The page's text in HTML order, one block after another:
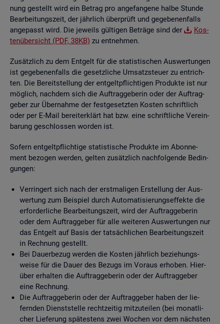
nung ge­stellt wird ein Be­trag pro an­ge­fan­ge­ne halbe Stun­de
Be­ar­bei­tungs­zeit, der jähr­lich über­prüft und ge­ge­be­nen­falls
an­ge­passt wird. Die je­weils gül­ti­gen Be­trä­ge sind der
Kos­
ten­über­sicht (PDF, 38KB) zu ent­neh­men.
Zu­sätz­lich zu dem Ent­gelt für die sta­tis­ti­schen Aus­wer­tun­gen
ist ge­ge­be­nen­falls die ge­setz­li­che Um­satz­steu­er zu ent­rich­
ten. Die Be­reit­stel­lung der ent­gelt­pflich­ti­gen Pro­duk­te ist nur
mög­lich, nach­dem sich die Auf­trag­ge­be­rin oder der Auf­trag­
ge­ber zur Über­nah­me der fest­ge­setz­ten Kos­ten schrift­lich
oder per E-Mail be­reit­er­klärt hat bzw. eine schrift­li­che Ver­ein­
ba­rung ge­schlos­sen wor­den ist.
So­fern ent­gelt­pflich­ti­ge sta­tis­ti­sche Pro­duk­te im Abon­ne­
ment be­zo­gen wer­den, gel­ten zu­sätz­lich nach­fol­gen­de Be­din­
gun­gen:
Ver­rin­gert sich nach der erst­ma­li­gen Er­stel­lung der Aus­
wer­tung zum Bei­spiel durch Au­to­ma­ti­sie­rungs­ef­fek­te die
er­for­der­li­che Be­ar­bei­tungs­zeit, wird der Auf­trag­ge­be­rin
oder dem Auf­trag­ge­ber für alle wei­te­ren Aus­wer­tun­gen nur
das Ent­gelt auf Basis der tat­säch­li­chen Be­ar­bei­tungs­zeit
in Rech­nung ge­stellt.
Bei Dau­er­be­zug wer­den die Kos­ten jähr­lich be­zie­hungs­
wei­se für die Dauer des Be­zugs im Vor­aus er­ho­ben. Hier­
über er­hal­ten die Auf­trag­ge­be­rin oder der Auf­trag­ge­ber
eine Rech­nung.
Die Auf­trag­ge­be­rin oder der Auf­trag­ge­ber haben der lie­
fern­den Dienst­stel­le recht­zei­tig mit­zu­tei­len (bei mo­nat­li­
cher Lie­fe­rung spä­tes­tens zwei Wo­chen vor dem nächs­ten